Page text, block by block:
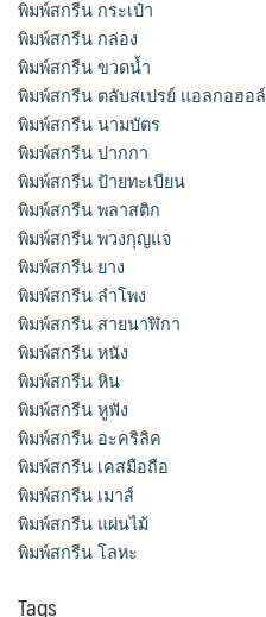
พิมพ์สกรีน กระเป๋า
พิมพ์สกรีน กล่อง
พิมพ์สกรีน ขวดน้ำ
พิมพ์สกรีน ตลับสเปรย์ แอลกอฮอล์
พิมพ์สกรีน นามบัตร
พิมพ์สกรีน ปากกา
พิมพ์สกรีน ป้ายทะเบียน
พิมพ์สกรีน พลาสติก
พิมพ์สกรีน พวงกุญแจ
พิมพ์สกรีน ยาง
พิมพ์สกรีน ลำโพง
พิมพ์สกรีน สายนาฬิกา
พิมพ์สกรีน หนัง
พิมพ์สกรีน หิน
พิมพ์สกรีน หูฟัง
พิมพ์สกรีน อะคริลิค
พิมพ์สกรีน เคสมือถือ
พิมพ์สกรีน เมาส์
พิมพ์สกรีน แผ่นไม้
พิมพ์สกรีน โลหะ
Tags